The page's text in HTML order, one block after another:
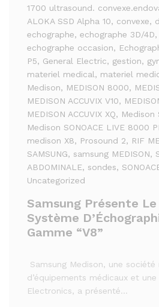
1700 ultrasound.
ALOKA SSD Alpha 10, convexe,
echographe, echographe 3D/4D
echographe occasion,
P5, General Electric, gestion,
materiel medical, materiel
Medison, MEDISON 8000,
MEDISON ACCUVIX V10,
MEDISON ACCUVIX XQ, Medison
Medison SONOACE LIVE 8000
medison X8, Prosound 2, RIF
SAMSUNG, samsung MEDISON,
ABDOMINALE, sondes,
Uncategorized
Samsung Présente
Système
Gamme “V8”
Samsung Medison, une société
d’équipements médicaux et
Electronics, a présenté…